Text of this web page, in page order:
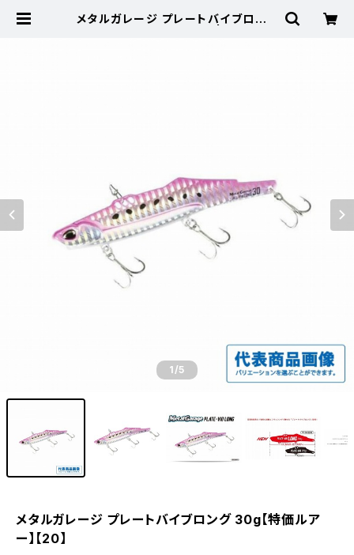
メタルガレージ プレートバイブロング
1/5
メタルガレージ プレートバイブロング 30g【特価ルア
ー】【20】